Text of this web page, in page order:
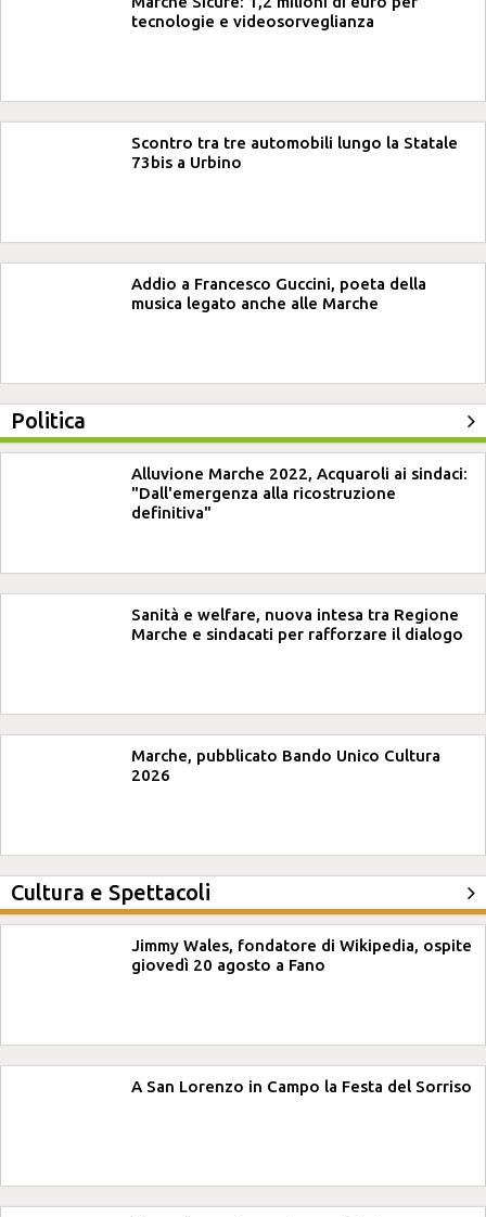
tecnologie e videosorveglianza
Scontro tra tre automobili lungo la Statale
73bis a Urbino
Addio a Francesco Guccini, poeta della
musica legato anche alle Marche
Politica
Alluvione Marche 2022, Acquaroli ai sindaci:
"Dall'emergenza alla ricostruzione
definitiva"
Sanità e welfare, nuova intesa tra Regione
Marche e sindacati per rafforzare il dialogo
Marche, pubblicato Bando Unico Cultura
2026
Cultura e Spettacoli
Jimmy Wales, fondatore di Wikipedia, ospite
giovedì 20 agosto a Fano
A San Lorenzo in Campo la Festa del Sorriso